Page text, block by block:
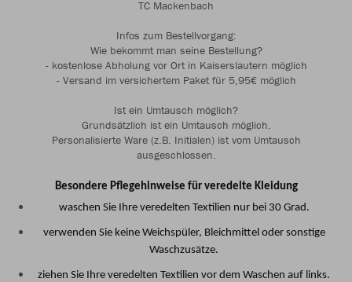
TC Mackenbach
Infos zum Bestellvorgang:
Wie bekommt man seine Bestellung?
- kostenlose Abholung vor Ort in Kaiserslautern möglich
- Versand im versichertem Paket für 5,95€ möglich
Ist ein Umtausch möglich?
Grundsätzlich ist ein Umtausch möglich.
Personalisierte Ware (z.B. Initialen) ist vom Umtausch
ausgeschlossen.
Besondere Pflegehinweise für veredelte Kleidung
waschen Sie Ihre veredelten Textilien nur bei 30 Grad.
verwenden Sie keine Weichspüler, Bleichmittel oder sonstige
Waschzusätze.
ziehen Sie Ihre veredelten Textilien vor dem Waschen auf links.